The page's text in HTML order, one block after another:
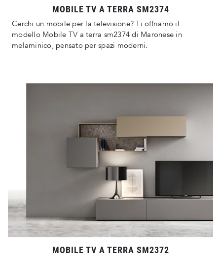
MOBILE TV A TERRA SM2374
Cerchi un mobile per la televisione? Ti offriamo il
modello Mobile TV a terra sm2374 di Maronese in
melaminico, pensato per spazi moderni.
MOBILE TV A TERRA SM2372